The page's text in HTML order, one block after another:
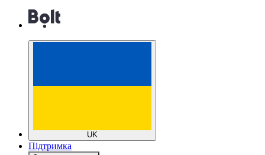
UK
Підтримка